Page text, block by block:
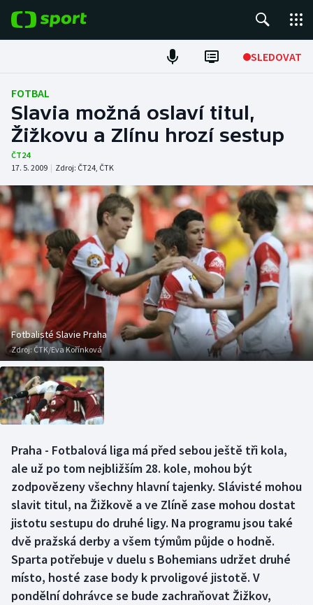
SLEDOVAT
Fotbal
Hokej
Tenis
Atletika
Cyklistika
DALŠÍ SPORTY
Americký fotbal
Baseball a softbal
Basketbal
Biatlon
Boby a skeleton
Box
Curling
Dostihy
Florbal
Futsal
NEPŘEHLÉDNĚTE
Soutěže
Historické návraty
Aplikace ČT sport
AZ kvíz
FOTBAL
Slavia možná oslaví titul,
Žižkovu a Zlínu hrozí sestup
ČT24
17. 5. 2009 | Zdroj: ČT24, ČTK
Fotbalisté Slavie Praha
Zdroj: ČTK/Eva Kořínková
Praha - Fotbalová liga má před sebou ještě tři kola,
ale už po tom nejbližším 28. kole, mohou být
zodpovězeny všechny hlavní tajenky. Slávisté mohou
slavit titul, na Žižkově a ve Zlíně zase mohou dostat
jistotu sestupu do druhé ligy. Na programu jsou také
dvě pražská derby a všem týmům půjde o hodně.
Sparta potřebuje v duelu s Bohemians udržet druhé
místo, hosté zase body k prvoligové jistotě. V
pondělní dohrávce se bude zachraňovat Žižkov,